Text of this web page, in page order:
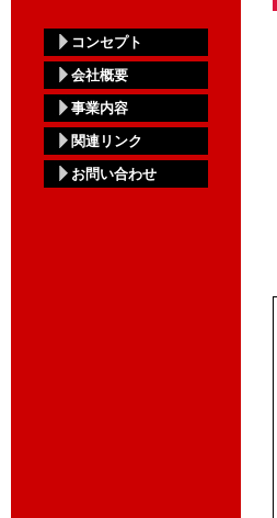
コンセプト
会社概要
事業内容
関連リンク
お問い合わせ